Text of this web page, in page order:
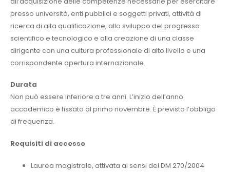
presso università, enti pubblici e soggetti privati, attività di
ricerca di alta qualificazione, allo sviluppo del progresso
scientifico e tecnologico e alla creazione di una classe
dirigente con una cultura professionale di alto livello e una
corrispondente apertura internazionale.
Durata
Non può essere inferiore a tre anni. L’inizio dell’anno
accademico è fissato al primo novembre. È previsto l’obbligo
di frequenza.
Requisiti di accesso
Laurea magistrale, attivata ai sensi del DM 270/2004